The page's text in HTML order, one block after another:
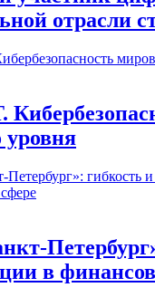
отрасли
уровня
в